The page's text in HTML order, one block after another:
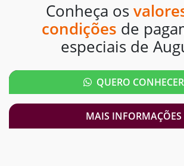
Conheça os
condições de
especiais de
QUERO CONHECER
MAIS INFORMAÇÕES